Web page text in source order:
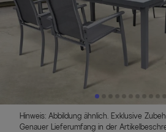
Hinweis: Abbildung ähnlich. Exklusive
Genauer Lieferumfang in der